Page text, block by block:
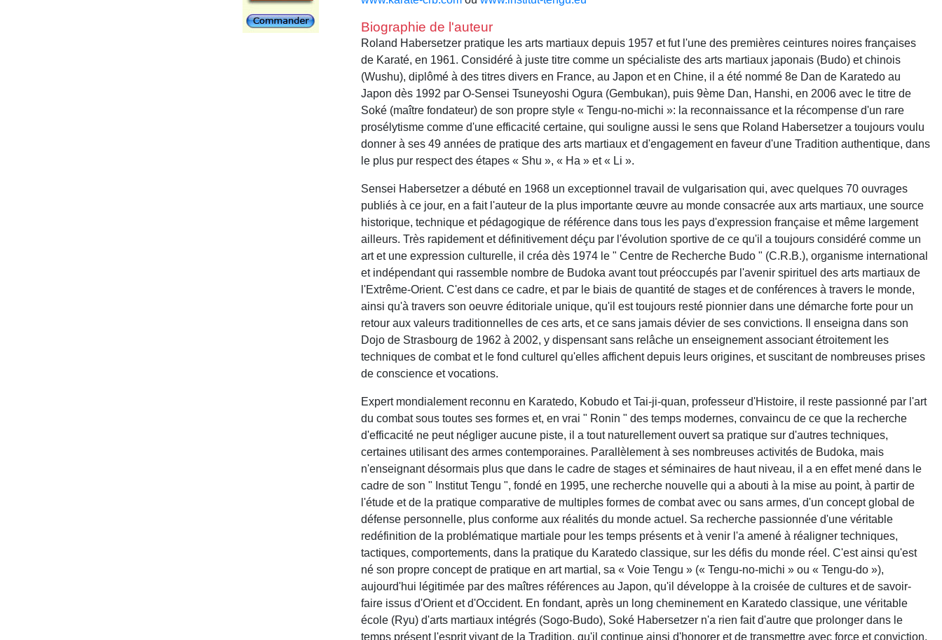
Biographie de l'auteur
Roland Habersetzer pratique les arts martiaux depuis 1957 et fut l'une des premières ceintures noires françaises
de Karaté, en 1961. Considéré à juste titre comme un spécialiste des arts martiaux japonais (Budo) et chinois
(Wushu), diplômé à des titres divers en France, au Japon et en Chine, il a été nommé 8e Dan de Karatedo au
Japon dès 1992 par O-Sensei Tsuneyoshi Ogura (Gembukan), puis 9ème Dan, Hanshi, en 2006 avec le titre de
Soké (maître fondateur) de son propre style « Tengu-no-michi »: la reconnaissance et la récompense d'un rare
prosélytisme comme d'une efficacité certaine, qui souligne aussi le sens que Roland Habersetzer a toujours voulu
donner à ses 49 années de pratique des arts martiaux et d'engagement en faveur d'une Tradition authentique, dans
le plus pur respect des étapes « Shu », « Ha » et « Li ».
Sensei Habersetzer a débuté en 1968 un exceptionnel travail de vulgarisation qui, avec quelques 70 ouvrages
publiés à ce jour, en a fait l'auteur de la plus importante œuvre au monde consacrée aux arts martiaux, une source
historique, technique et pédagogique de référence dans tous les pays d'expression française et même largement
ailleurs. Très rapidement et définitivement déçu par l'évolution sportive de ce qu'il a toujours considéré comme un
art et une expression culturelle, il créa dès 1974 le " Centre de Recherche Budo " (C.R.B.), organisme international
et indépendant qui rassemble nombre de Budoka avant tout préoccupés par l'avenir spirituel des arts martiaux de
l'Extrême-Orient. C'est dans ce cadre, et par le biais de quantité de stages et de conférences à travers le monde,
ainsi qu'à travers son oeuvre éditoriale unique, qu'il est toujours resté pionnier dans une démarche forte pour un
retour aux valeurs traditionnelles de ces arts, et ce sans jamais dévier de ses convictions. Il enseigna dans son
Dojo de Strasbourg de 1962 à 2002, y dispensant sans relâche un enseignement associant étroitement les
techniques de combat et le fond culturel qu'elles affichent depuis leurs origines, et suscitant de nombreuses prises
de conscience et vocations.
Expert mondialement reconnu en Karatedo, Kobudo et Tai-ji-quan, professeur d'Histoire, il reste passionné par l'art
du combat sous toutes ses formes et, en vrai " Ronin " des temps modernes, convaincu de ce que la recherche
d'efficacité ne peut négliger aucune piste, il a tout naturellement ouvert sa pratique sur d'autres techniques,
certaines utilisant des armes contemporaines. Parallèlement à ses nombreuses activités de Budoka, mais
n'enseignant désormais plus que dans le cadre de stages et séminaires de haut niveau, il a en effet mené dans le
cadre de son " Institut Tengu ", fondé en 1995, une recherche nouvelle qui a abouti à la mise au point, à partir de
l'étude et de la pratique comparative de multiples formes de combat avec ou sans armes, d'un concept global de
défense personnelle, plus conforme aux réalités du monde actuel. Sa recherche passionnée d'une véritable
redéfinition de la problématique martiale pour les temps présents et à venir l'a amené à réaligner techniques,
tactiques, comportements, dans la pratique du Karatedo classique, sur les défis du monde réel. C'est ainsi qu'est
né son propre concept de pratique en art martial, sa « Voie Tengu » (« Tengu-no-michi » ou « Tengu-do »),
aujourd'hui légitimée par des maîtres références au Japon, qu'il développe à la croisée de cultures et de savoir-
faire issus d'Orient et d'Occident. En fondant, après un long cheminement en Karatedo classique, une véritable
école (Ryu) d'arts martiaux intégrés (Sogo-Budo), Soké Habersetzer n'a rien fait d'autre que prolonger dans le
temps présent l'esprit vivant de la Tradition, qu'il continue ainsi d'honorer et de transmettre avec force et conviction,